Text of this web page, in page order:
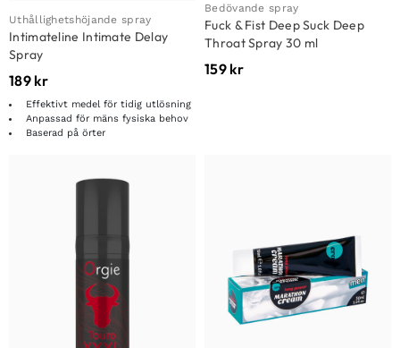
Uthållighetshöjande spray
Intimateline Intimate Delay
Spray
189 kr
Effektivt medel för tidig utlösning
Anpassad för mäns fysiska behov
Baserad på örter
Bedövande spray
Fuck & Fist Deep Suck Deep
Throat Spray 30 ml
159 kr